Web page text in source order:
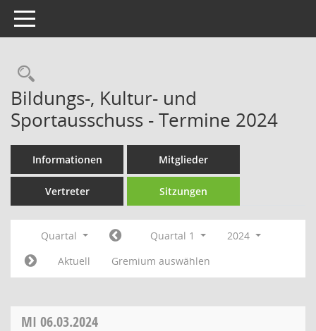
Toggle navigation
Rechercheauswahl
Bildungs-, Kultur- und
Sportausschuss - Termine 2024
Informationen Mitglieder
Vertreter Sitzungen
Quartal Quartal 1
2024
Aktuell
Gremium auswählen
MI 06.03.2024